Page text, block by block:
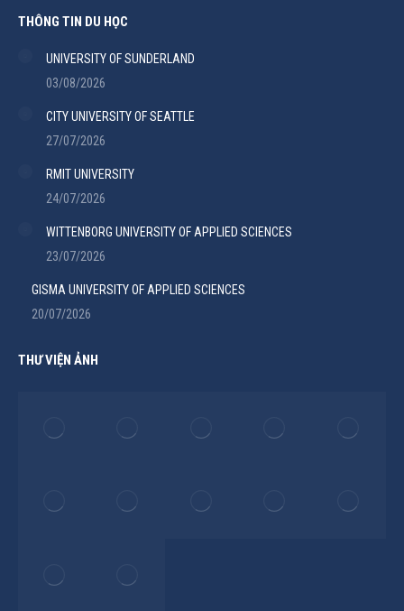
THÔNG TIN DU HỌC
UNIVERSITY OF SUNDERLAND
03/08/2026
CITY UNIVERSITY OF SEATTLE
27/07/2026
RMIT UNIVERSITY
24/07/2026
WITTENBORG UNIVERSITY OF APPLIED SCIENCES
23/07/2026
GISMA UNIVERSITY OF APPLIED SCIENCES
20/07/2026
THƯ VIỆN ẢNH